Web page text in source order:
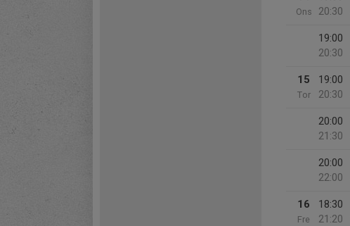
Ons
20:30
19:00
20:30
15
Tor
19:00
20:30
20:00
21:30
20:00
22:00
16
Fre
18:30
21:20